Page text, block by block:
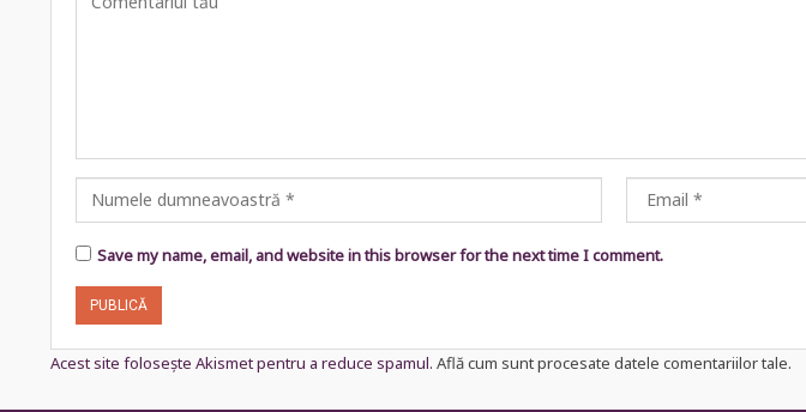
Save my name, email, and website in this browser for the next time I comment.
Acest site folosește Akismet pentru a reduce spamul. Află cum sunt procesate datele comentariilor tale.